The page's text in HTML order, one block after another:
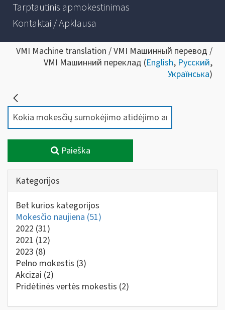
Tarptautinis apmokestinimas
Kontaktai / Apklausa
VMI Machine translation / VMI Машинный перевод /
VMI Машинний переклад (English, Русский,
Українська)
Paieška
Kategorijos
Bet kurios kategorijos
Mokesčio naujiena (51)
2022 (31)
2021 (12)
2023 (8)
Pelno mokestis (3)
Akcizai (2)
Pridėtinės vertės mokestis (2)